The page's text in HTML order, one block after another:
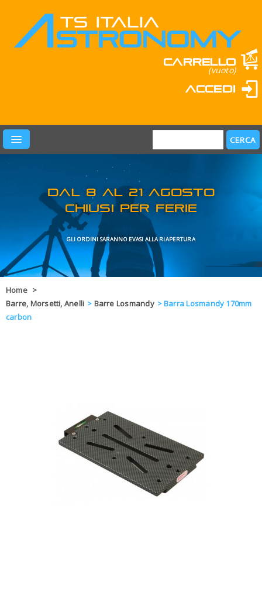
Carrello
(vuoto)
Accedi
PRODOTTI
LEARN & FUN
MARCHI
OFFERTE
BLOG
Home >
Barre, Morsetti, Anelli > Barre Losmandy >Barra Losmandy 170mm
carbon